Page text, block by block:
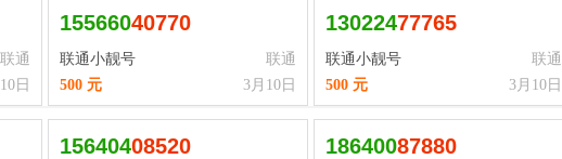
联通
日
15566040770
联通小靓号
联通
3月10日
500 元
13022477765
联通小靓号
联通
3月10日
500 元
15640408520 18640087880